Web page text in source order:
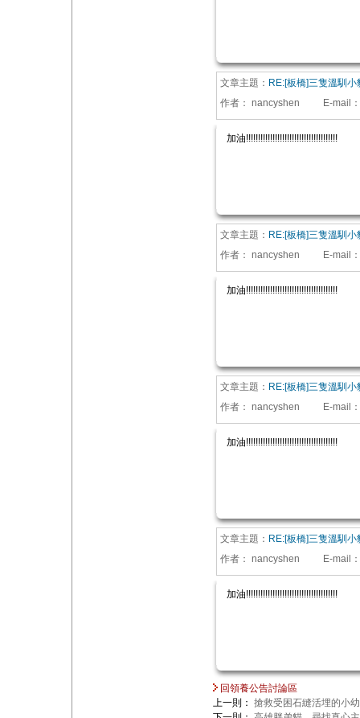
文章主題： RE:[板橋]三隻溫馴小
作者： nancyshen E-mail ：
加油!!!!!!!!!!!!!!!!!!!!!!!!!!!!!!!!!!!!!!
文章主題： RE:[板橋]三隻溫馴小
作者： nancyshen E-mail ：
加油!!!!!!!!!!!!!!!!!!!!!!!!!!!!!!!!!!!!!!
文章主題： RE:[板橋]三隻溫馴小
作者： nancyshen E-mail ：
加油!!!!!!!!!!!!!!!!!!!!!!!!!!!!!!!!!!!!!!
文章主題： RE:[板橋]三隻溫馴小
作者： nancyshen E-mail ：
加油!!!!!!!!!!!!!!!!!!!!!!!!!!!!!!!!!!!!!!
回領養公告討論區
上一則： 搶救受困石縫活埋的小